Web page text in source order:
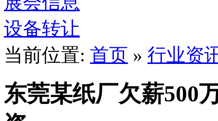
设备转让
当前位置: 首页 » 行业资
东莞某纸厂欠薪500